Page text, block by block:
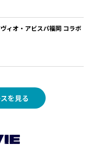
ィオ・アビスパ福岡 コラボ
を見る